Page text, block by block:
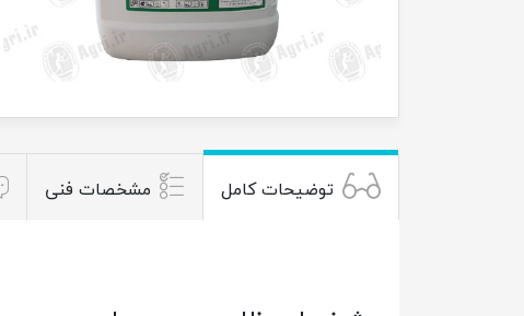
توضیحات کامل مشخصات فنی